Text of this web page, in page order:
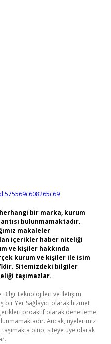
bir marka, kurum
bulunmamaktadır.
makaleler
içerikler haber niteliği
ve kişiler hakkında
kurum ve kişiler ile isim
Sitemizdeki bilgiler
taşımazlar.
Bilgi Teknolojileri ve İletişim
bir Yer Sağlayıcı olarak hizmet
proaktif olarak denetleme
Ancak, üyelerimiz
olup, siteye üye olarak